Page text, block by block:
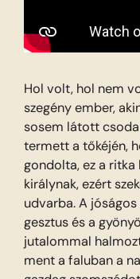
Hol volt, hol nem
szegény ember,
sosem látott
termett a tőkéjén,
gondolta, ez a
királynak, ezért
udvarba. A
gesztus és a
jutalommal
ment a faluban a